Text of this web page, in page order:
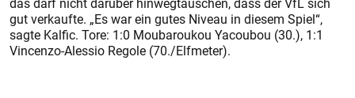
gut verkaufte. „Es war ein gutes Niveau in diesem Spiel“,
sagte Kalfic. Tore: 1:0 Moubaroukou Yacoubou (30.), 1:1
Vincenzo-Alessio Regole (70./Elfmeter).